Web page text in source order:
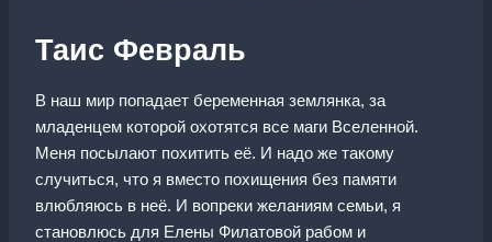
Таис Февраль
В наш мир попадает беременная землянка, за
младенцем которой охотятся все маги Вселенной.
Меня посылают похитить её. И надо же такому
случиться, что я вместо похищения без памяти
влюбляюсь в неё. И вопреки желаниям семьи, я
становлюсь для Елены Филатовой рабом и